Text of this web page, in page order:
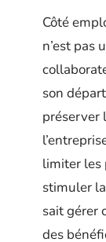
Côté
n’est pas
son
préserver
limiter les
stimuler
sait gérer
des